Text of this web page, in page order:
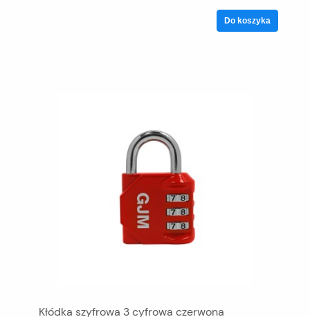
Do koszyka
Kłódka szyfrowa 3 cyfrowa czerwona